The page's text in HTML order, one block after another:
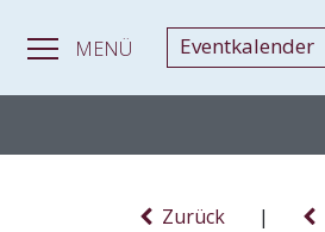
MENÜ Eventkalender
Zurück |